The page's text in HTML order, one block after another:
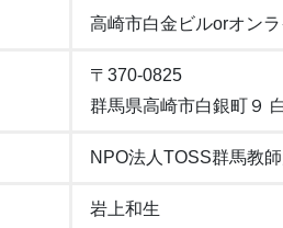
高崎市白金ビルorオンラ
〒370-0825
群馬県高崎市白銀町９
NPO法人TOSS群馬教
岩上和生